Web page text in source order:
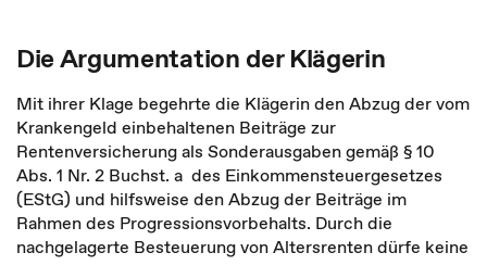
Die Argumentation der Klägerin
Mit ihrer Klage begehrte die Klägerin den Abzug der vom
Krankengeld einbehaltenen Beiträge zur
Rentenversicherung als Sonderausgaben gemäß § 10
Abs. 1 Nr. 2 Buchst. a des Einkommensteuergesetzes
(EStG) und hilfsweise den Abzug der Beiträge im
Rahmen des Progressionsvorbehalts. Durch die
nachgelagerte Besteuerung von Altersrenten dürfe keine